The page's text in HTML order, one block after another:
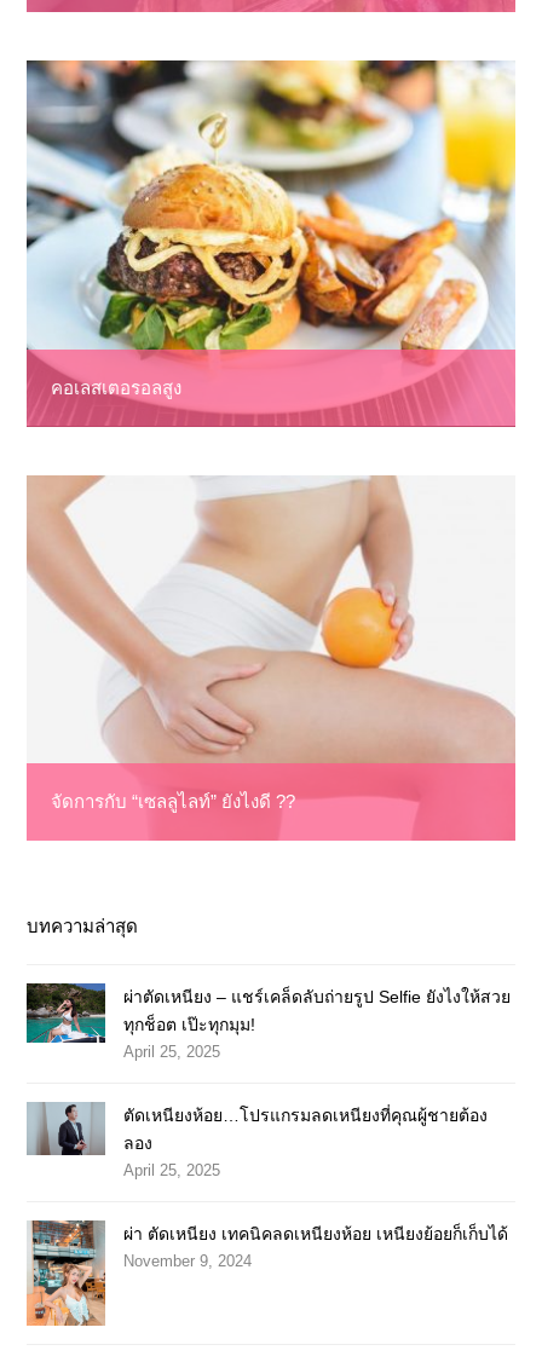
คอเลสเตอรอลสูง
จัดการกับ “เซลลูไลท์” ยังไงดี ??
บทความล่าสุด
ผ่าตัดเหนียง – แชร์เคล็ดลับถ่ายรูป Selfie ยังไงให้สวย
ทุกช็อต เป๊ะทุกมุม!
April 25, 2025
ตัดเหนียงห้อย…โปรแกรมลดเหนียงที่คุณผู้ชายต้อง
ลอง
April 25, 2025
ผ่า ตัดเหนียง เทคนิคลดเหนียงห้อย เหนียงย้อยก็เก็บได้
November 9, 2024